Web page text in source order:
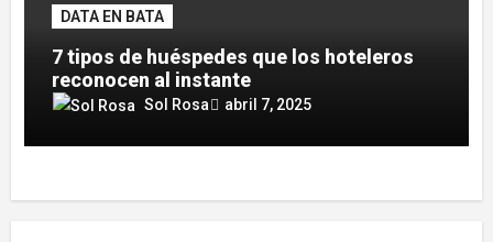
DATA EN BATA
7 tipos de huéspedes que los hoteleros
reconocen al instante
Sol Rosa abril 7, 2025